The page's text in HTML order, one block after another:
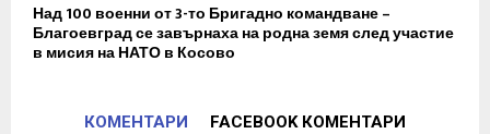
Над 100 военни от 3-то Бригадно командване –
Благоевград се завърнаха на родна земя след участие
в мисия на НАТО в Косово
КОМЕНТАРИ FACEBOOK КОМЕНТАРИ